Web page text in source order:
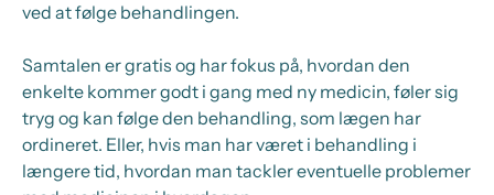
ved at følge behandlingen.
Samtalen er gratis og har fokus på, hvordan den
enkelte kommer godt i gang med ny medicin, føler sig
tryg og kan følge den behandling, som lægen har
ordineret. Eller, hvis man har været i behandling i
længere tid, hvordan man tackler eventuelle problemer